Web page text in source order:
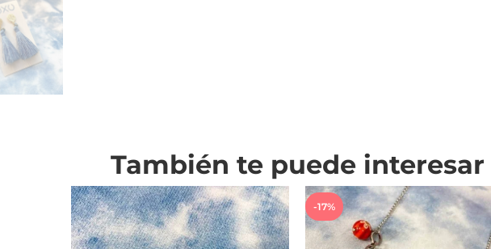
También te puede interesar
-17%